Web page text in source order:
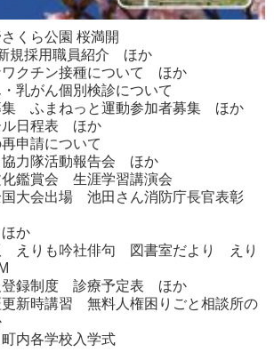
くら公園 桜満開
規採用職員紹介 ほか
ワクチン接種について ほか
・乳がん個別検診について
集 ふまねっと運動参加者募集 ほか
ル日程表 ほか
申請について
協力隊活動報告会 ほか
化鑑賞会 生涯学習講演会
国大会出場 池田さん消防庁長官表彰
か
えりも吟社俳句 図書室だより えり
登録制度 診療予定表 ほか
更新時講習 無料人権困りごと相談所の
内各学校入学式